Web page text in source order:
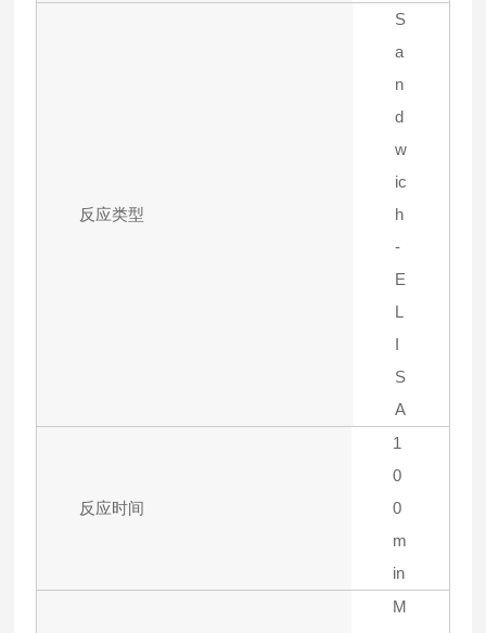
反应类型
S
a
n
d
w
ic
h
-
E
L
I
S
A
反应时间
1
0
0
m
in
M